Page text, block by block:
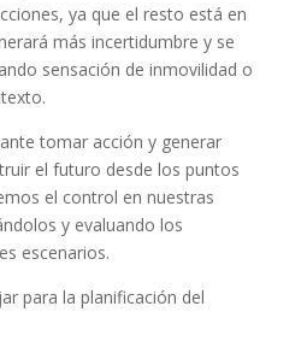
ya que el resto está en
más incertidumbre y se
sensación de inmovilidad o
tomar acción y generar
el futuro desde los puntos
el control en nuestras
y evaluando los
escenarios.
para la planificación del